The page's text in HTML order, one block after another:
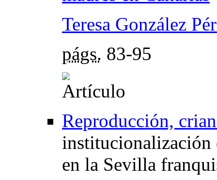
Teresa González
págs. 83-95
Reproducción,
institucionalización
en la Sevilla